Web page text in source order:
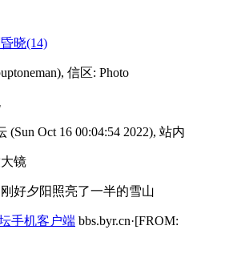
晓(14)
信区: Photo
(Sun Oct 16 00:04:54 2022), 站内
镜
好夕阳照亮了一半的雪山
手机客户端 bbs.byr.cn·[FROM: